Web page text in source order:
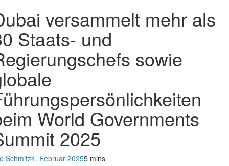
versammelt mehr als
Staats- und
sowie
World Governments
2025
Schmitz4. Februar 20255 mins